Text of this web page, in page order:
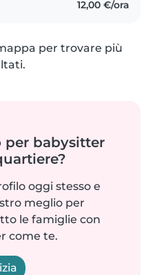
12,00 €/ora
per trovare più
per babysitter
oggi stesso e
meglio per
le famiglie con
come te.